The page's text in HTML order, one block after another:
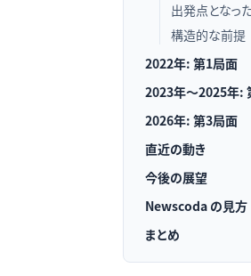
出発点となっ
構造的な前提
2022年: 第1局面
2023年〜2025年:
2026年: 第3局面
直近の動き
今後の展望
Newscoda の見方
まとめ